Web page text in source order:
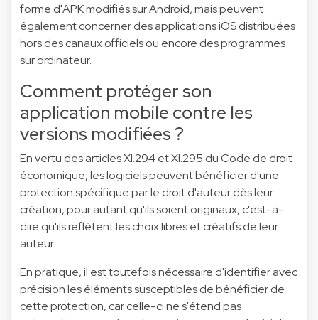
forme d'APK modifiés sur Android, mais peuvent
également concerner des applications iOS distribuées
hors des canaux officiels ou encore des programmes
sur ordinateur.
Comment protéger son
application mobile contre les
versions modifiées ?
En vertu des articles XI.294 et XI.295 du Code de droit
économique, les logiciels peuvent bénéficier d'une
protection spécifique par le droit d'auteur dès leur
création, pour autant qu'ils soient originaux, c'est-à-
dire qu'ils reflètent les choix libres et créatifs de leur
auteur.
En pratique, il est toutefois nécessaire d'identifier avec
précision les éléments susceptibles de bénéficier de
cette protection, car celle-ci ne s'étend pas